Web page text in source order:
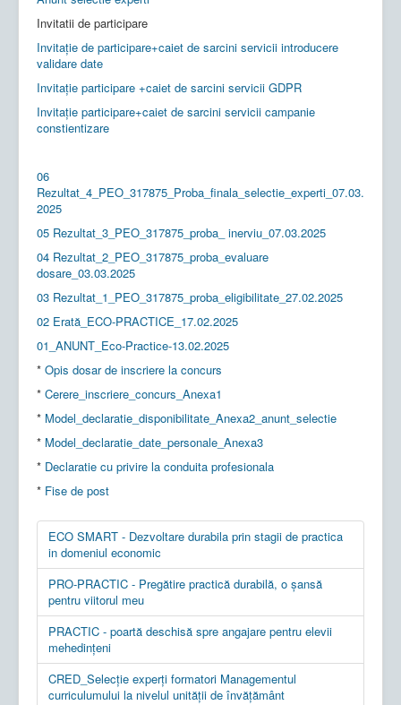
Invitatii de participare
Invitație de participare+caiet de sarcini servicii introducere
validare date
Invitație participare +caiet de sarcini servicii GDPR
Invitație participare+caiet de sarcini servicii campanie
constientizare
06
Rezultat_4_PEO_317875_Proba_finala_selectie_experti_07.03.
2025
05 Rezultat_3_PEO_317875_proba_ inerviu_07.03.2025
04 Rezultat_2_PEO_317875_proba_evaluare
dosare_03.03.2025
03 Rezultat_1_PEO_317875_proba_eligibilitate_27.02.2025
02 Erată_ECO-PRACTICE_17.02.2025
01_ANUNT_Eco-Practice-13.02.2025
* Opis dosar de inscriere la concurs
* Cerere_inscriere_concurs_Anexa1
* Model_declaratie_disponibilitate_Anexa2_anunt_selectie
* Model_declaratie_date_personale_Anexa3
* Declaratie cu privire la conduita profesionala
* Fise de post
ECO SMART - Dezvoltare durabila prin stagii de practica
in domeniul economic
PRO-PRACTIC - Pregătire practică durabilă, o șansă
pentru viitorul meu
PRACTIC - poartă deschisă spre angajare pentru elevii
mehedințeni
CRED_Selecție experți formatori Managementul
curriculumului la nivelul unității de învățământ